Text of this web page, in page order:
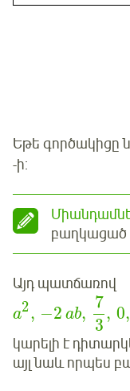
Եթե գործակիցը
-ի:
բաղկացած
Այդ պատճառով
a2, −2 ab,
7
3
, 0,
կարելի է
այլ նաև որպես